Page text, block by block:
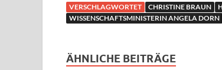
VERSCHLAGWORTET CHRISTINE BRAUN
WISSENSCHAFTSMINISTERIN ANGELA DORN
ÄHNLICHE BEITRÄGE